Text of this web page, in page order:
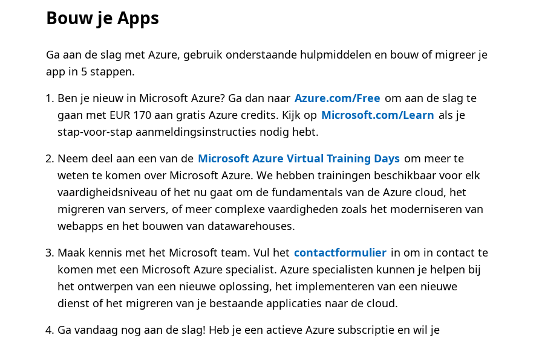
Bouw je Apps
Ga aan de slag met Azure, gebruik onderstaande hulpmiddelen en bouw of migreer je
app in 5 stappen.
Ben je nieuw in Microsoft Azure? Ga dan naar Azure.com/Free om aan de slag te
gaan met EUR 170 aan gratis Azure credits. Kijk op Microsoft.com/Learn als je
stap-voor-stap aanmeldingsinstructies nodig hebt.
Neem deel aan een van de Microsoft Azure Virtual Training Days om meer te
weten te komen over Microsoft Azure. We hebben trainingen beschikbaar voor elk
vaardigheidsniveau of het nu gaat om de fundamentals van de Azure cloud, het
migreren van servers, of meer complexe vaardigheden zoals het moderniseren van
webapps en het bouwen van datawarehouses.
Maak kennis met het Microsoft team. Vul het contactformulier in om in contact te
komen met een Microsoft Azure specialist. Azure specialisten kunnen je helpen bij
het ontwerpen van een nieuwe oplossing, het implementeren van een nieuwe
dienst of het migreren van je bestaande applicaties naar de cloud.
Ga vandaag nog aan de slag! Heb je een actieve Azure subscriptie en wil je